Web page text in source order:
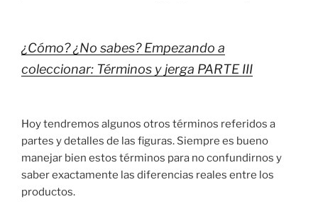
¿Cómo? ¿No sabes? Empezando a
coleccionar: Términos y jerga PARTE III
Hoy tendremos algunos otros términos referidos a
partes y detalles de las figuras. Siempre es bueno
manejar bien estos términos para no confundirnos y
saber exactamente las diferencias reales entre los
productos.